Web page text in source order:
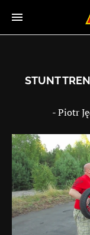
STUNT
-Piotr